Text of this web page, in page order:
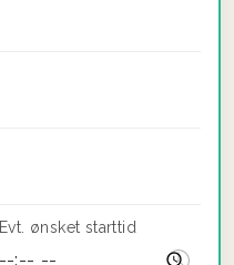
Evt. ønsket starttid